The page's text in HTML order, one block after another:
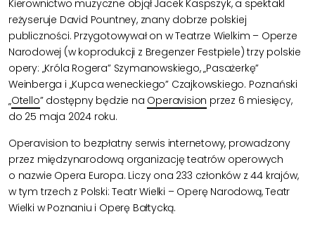
Kierownictwo muzyczne objął Jacek Kaspszyk, a spektakl
reżyseruje David Pountney, znany dobrze polskiej
publiczności. Przygotowywał on w Teatrze Wielkim – Operze
Narodowej (w koprodukcji z Bregenzer Festpiele) trzy polskie
opery: „Króla Rogera” Szymanowskiego, „Pasażerkę”
Weinberga i „Kupca weneckiego” Czajkowskiego. Poznański
„Otello” dostępny będzie na Operavision przez 6 miesięcy,
do 25 maja 2024 roku.
Operavision to bezpłatny serwis internetowy, prowadzony
przez międzynarodową organizację teatrów operowych
o nazwie Opera Europa. Liczy ona 233 członków z 44 krajów,
w tym trzech z Polski: Teatr Wielki – Operę Narodową, Teatr
Wielki w Poznaniu i Operę Bałtycką.